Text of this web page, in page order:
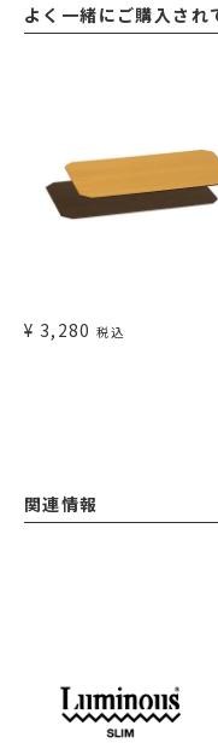
よく一緒にご購入され
¥ 3,280 税込
関連情報